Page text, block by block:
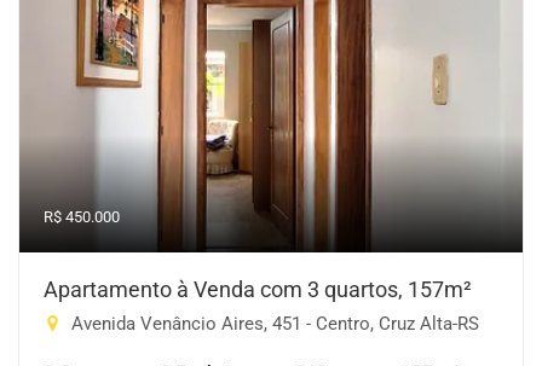
R$ 450.000
Apartamento à Venda com 3 quartos, 157m²
Avenida Venâncio Aires, 451 - Centro, Cruz Alta-RS